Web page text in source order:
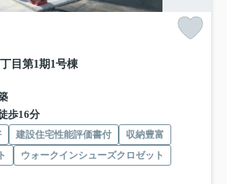
目 第1期1号棟
歩16分
建設住宅性能評価書付
収納豊富
ウォークインシューズクロゼット